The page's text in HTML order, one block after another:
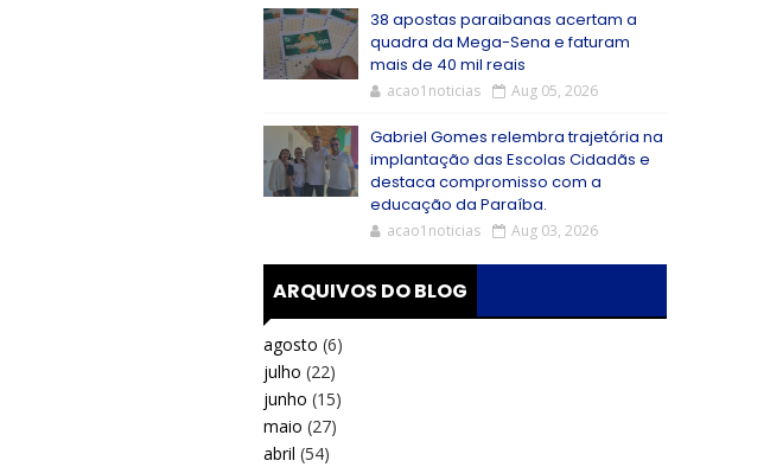
38 apostas paraibanas acertam a
quadra da Mega-Sena e faturam
mais de 40 mil reais
acao1noticias Aug 05, 2026
Gabriel Gomes relembra trajetória na
implantação das Escolas Cidadãs e
destaca compromisso com a
educação da Paraíba.
acao1noticias Aug 03, 2026
ARQUIVOS DO BLOG
agosto (6)
julho (22)
junho (15)
maio (27)
abril (54)